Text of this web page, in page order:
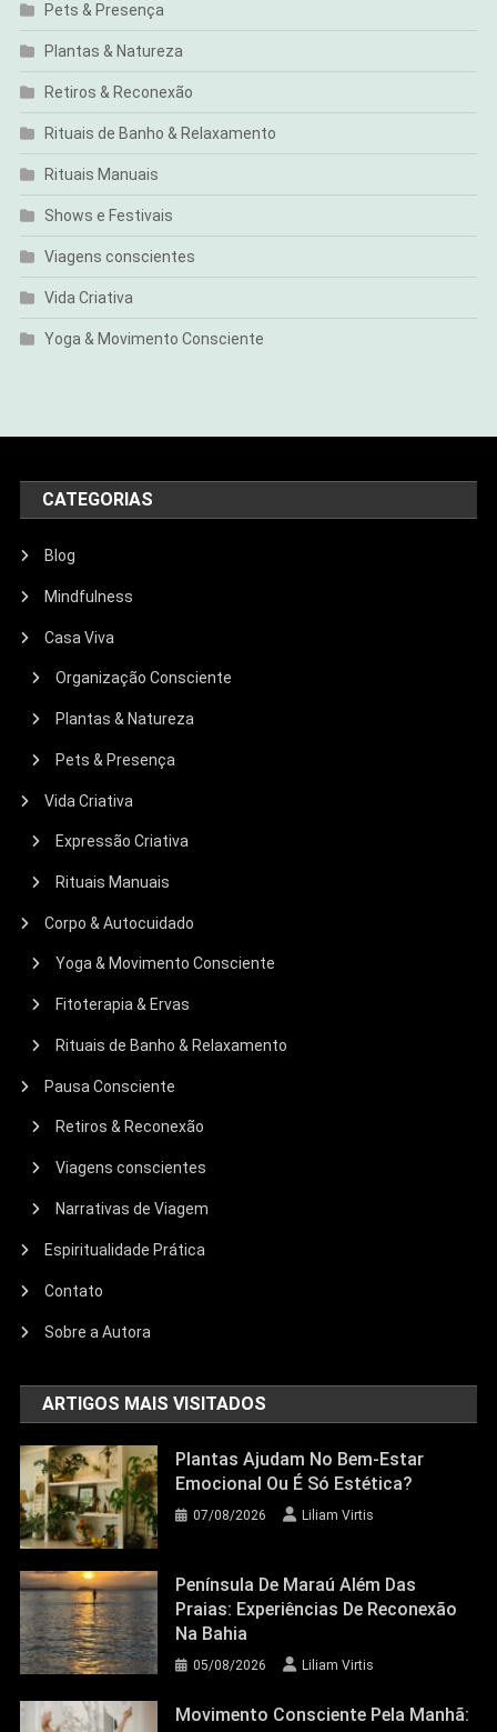
Pets & Presença
Plantas & Natureza
Retiros & Reconexão
Rituais de Banho & Relaxamento
Rituais Manuais
Shows e Festivais
Viagens conscientes
Vida Criativa
Yoga & Movimento Consciente
CATEGORIAS
Blog
Mindfulness
Casa Viva
Organização Consciente
Plantas & Natureza
Pets & Presença
Vida Criativa
Expressão Criativa
Rituais Manuais
Corpo & Autocuidado
Yoga & Movimento Consciente
Fitoterapia & Ervas
Rituais de Banho & Relaxamento
Pausa Consciente
Retiros & Reconexão
Viagens conscientes
Narrativas de Viagem
Espiritualidade Prática
Contato
Sobre a Autora
ARTIGOS MAIS VISITADOS
Plantas Ajudam No Bem-Estar
Emocional Ou É Só Estética?
07/08/2026 Liliam Virtis
Península De Maraú Além Das
Praias: Experiências De Reconexão
Na Bahia
05/08/2026 Liliam Virtis
Movimento Consciente Pela Manhã: